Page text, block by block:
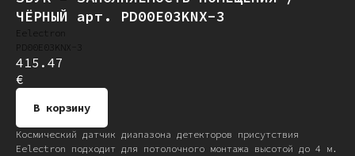
ЧЁРНЫЙ арт. PD00E03KNX-3
Eelectron
PD00E03KNX-3
415.47
€
В корзину
Космический датчик диапазона детекторов присутствия
Eelectron подходит для потолочного монтажа высотой до 4 м.